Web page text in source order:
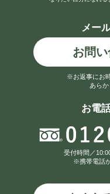
メー
お問
※お返事にお
あらか
お電
受付時間／
※携帯電話